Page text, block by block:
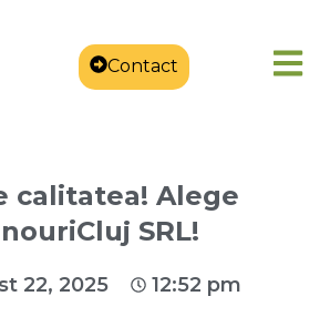
Contact
calitatea! Alege
SRL!
22, 2025 12:52 pm